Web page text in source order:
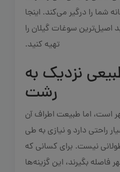
شما را درگیر می‌کند. اینجا
اصیل‌ترین سوغات گیلان را
تهیه کنید.
نزدیک به
رشت
است، اما طبیعت اطراف آن
راحتی دارد و نیازی به طی
نیست. برای کسانی که
بگیرند، این گزینه‌ها